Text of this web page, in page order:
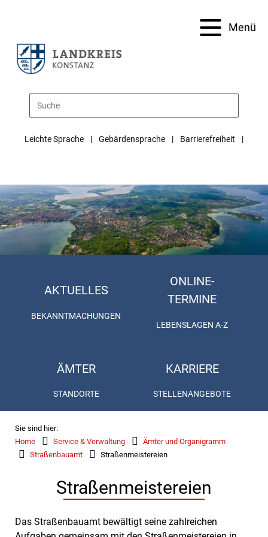
Menü
Leichte Sprache Gebärdensprache Barrierefreiheit
AKTUELLES
BEKANNTMACHUNGEN
ONLINE-
TERMINE
LEBENSLAGEN A-Z
ÄMTER
STANDORTE
KARRIERE
STELLENANGEBOTE
Sie sind hier:
Home
Service & Verwaltung
Ämter und Organigramm
Straßenbauamt
Straßenmeistereien
Straßenmeistereien
Das Straßenbauamt bewältigt seine zahlreichen